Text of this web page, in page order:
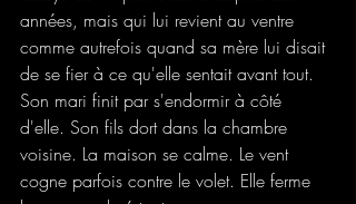
années, mais qui lui revient au ventre
comme autrefois quand sa mère lui disait
de se fier à ce qu'elle sentait avant tout.
Son mari finit par s'endormir à côté
d'elle. Son fils dort dans la chambre
voisine. La maison se calme. Le vent
cogne parfois contre le volet. Elle ferme